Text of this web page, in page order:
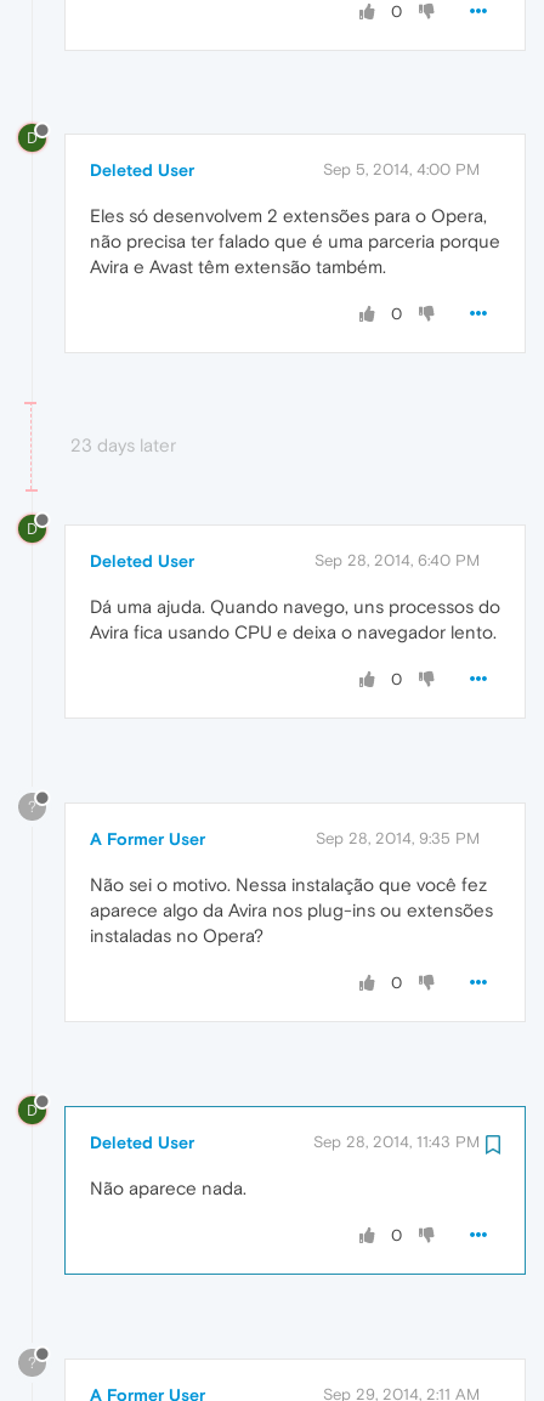
0
D
Deleted User Sep 5, 2014, 4:00 PM
Eles só desenvolvem 2 extensões para o Opera,
não precisa ter falado que é uma parceria porque
Avira e Avast têm extensão também.
0
23 days later
D
Deleted User Sep 28, 2014, 6:40 PM
Dá uma ajuda. Quando navego, uns processos do
Avira fica usando CPU e deixa o navegador lento.
0
?
A Former User Sep 28, 2014, 9:35 PM
Não sei o motivo. Nessa instalação que você fez
aparece algo da Avira nos plug-ins ou extensões
instaladas no Opera?
0
D
Deleted User Sep 28, 2014, 11:43 PM
Não aparece nada.
0
?
A Former User Sep 29, 2014, 2:11 AM